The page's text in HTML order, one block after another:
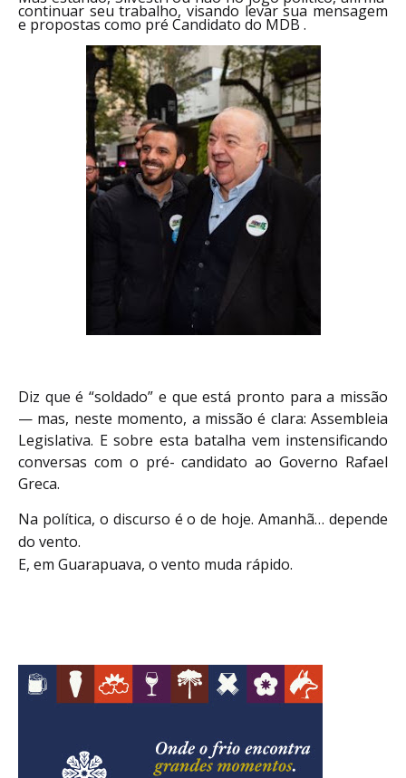
continuar seu trabalho, visando levar sua mensagem
e propostas como pré Candidato do MDB .
Diz que é “soldado” e que está pronto para a missão
— mas, neste momento, a missão é clara: Assembleia
Legislativa. E sobre esta batalha vem instensificando
conversas com o pré- candidato ao Governo Rafael
Greca.
Na política, o discurso é o de hoje. Amanhã… depende
do vento.
E, em Guarapuava, o vento muda rápido.